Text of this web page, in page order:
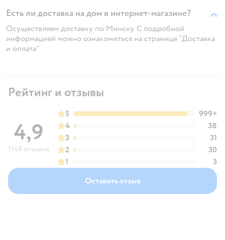
Есть ли доставка на дом в интернет-магазине?
Осуществляем доставку по Минску. С подробной
информацией можно ознакомиться на странице "Доставка
и оплата"
Рейтинг и отзывы
4,9
1748 отзывов
5
999+
4
38
3
31
2
30
1
3
Оставить отзыв